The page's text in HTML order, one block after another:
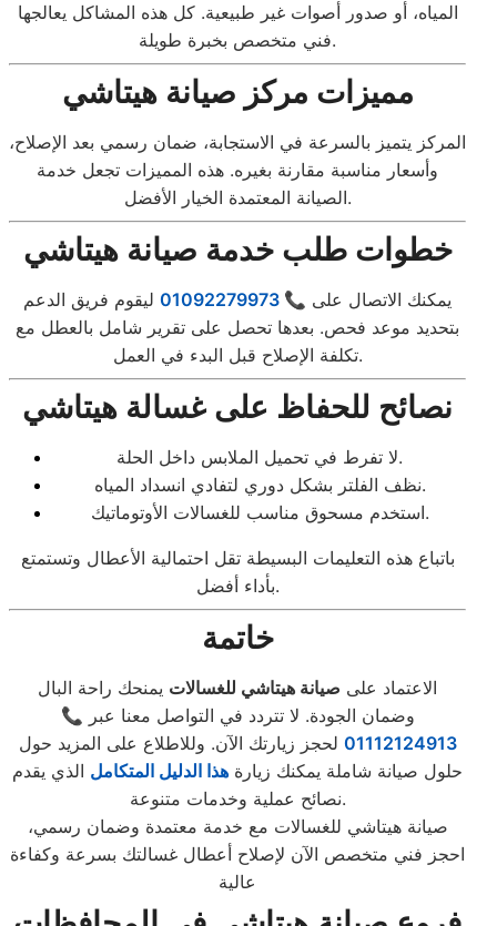
المياه، أو صدور أصوات غير طبيعية. كل هذه المشاكل يعالجها
فني متخصص بخبرة طويلة.
مميزات مركز صيانة هيتاشي
المركز يتميز بالسرعة في الاستجابة، ضمان رسمي بعد الإصلاح،
وأسعار مناسبة مقارنة بغيره. هذه المميزات تجعل خدمة
الصيانة المعتمدة الخيار الأفضل.
خطوات طلب خدمة صيانة هيتاشي
يمكنك الاتصال على 📞 01092279973
ليقوم فريق الدعم
بتحديد موعد فحص. بعدها تحصل على تقرير شامل بالعطل مع
تكلفة الإصلاح قبل البدء في العمل.
نصائح للحفاظ على غسالة هيتاشي
لا تفرط في تحميل الملابس داخل الحلة.
نظف الفلتر بشكل دوري لتفادي انسداد المياه.
استخدم مسحوق مناسب للغسالات الأوتوماتيك.
باتباع هذه التعليمات البسيطة تقل احتمالية الأعطال وتستمتع
بأداء أفضل.
خاتمة
الاعتماد على صيانة هيتاشي للغسالات يمنحك راحة البال
وضمان الجودة. لا تتردد في التواصل معنا عبر 📞
01112124913 لحجز زيارتك الآن. وللاطلاع على المزيد حول
حلول صيانة شاملة يمكنك زيارة هذا الدليل المتكامل الذي يقدم
نصائح عملية وخدمات متنوعة.
صيانة هيتاشي للغسالات مع خدمة معتمدة وضمان رسمي،
احجز فني متخصص الآن لإصلاح أعطال غسالتك بسرعة وكفاءة
عالية